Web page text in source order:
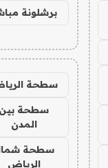
برشلونة
سطحة
سطحة بين
المدن
سطحة
الرياض